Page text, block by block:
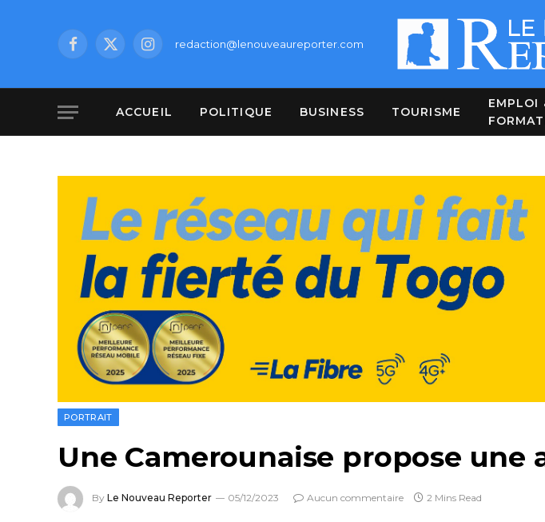
Facebook
X
Instagramredaction@lenouveaureporter.com
ACCUEIL POLITIQUE BUSINESS TOURISME
EMPLOI
PORTRAIT
Une Camerounaise propose
By Le Nouveau Reporter 05/12/2023 Aucun commentaire 2 Mins Read